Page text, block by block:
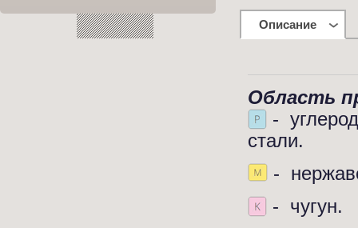
Описание
Область
-
стали.
-
- чугун.